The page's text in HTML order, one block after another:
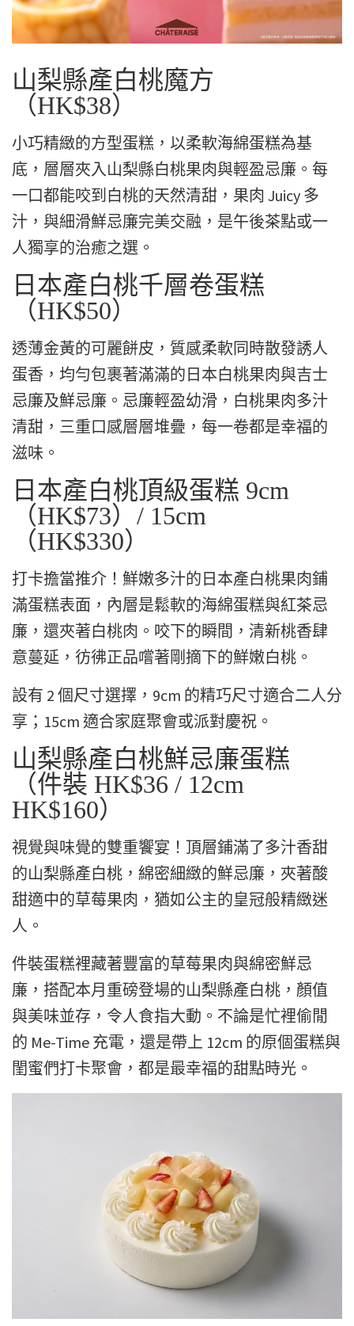
山梨縣產白桃魔方
（HK$38）
小巧精緻的方型蛋糕，以柔軟海綿蛋糕為基
底，層層夾入山梨縣白桃果肉與輕盈忌廉。每
一口都能咬到白桃的天然清甜，果肉 Juicy 多
汁，與細滑鮮忌廉完美交融，是午後茶點或一
人獨享的治癒之選。
日本產白桃千層卷蛋糕
（HK$50）
透薄金黃的可麗餅皮，質感柔軟同時散發誘人
蛋香，均勻包裹著滿滿的日本白桃果肉與吉士
忌廉及鮮忌廉。忌廉輕盈幼滑，白桃果肉多汁
清甜，三重口感層層堆疊，每一卷都是幸福的
滋味。
日本產白桃頂級蛋糕 9cm
（HK$73）/ 15cm
（HK$330）
打卡擔當推介！鮮嫩多汁的日本產白桃果肉鋪
滿蛋糕表面，內層是鬆軟的海綿蛋糕與紅茶忌
廉，還夾著白桃肉。咬下的瞬間，清新桃香肆
意蔓延，彷彿正品嚐著剛摘下的鮮嫩白桃。
設有 2 個尺寸選擇，9cm 的精巧尺寸適合二人分
享；15cm 適合家庭聚會或派對慶祝。
山梨縣產白桃鮮忌廉蛋糕
（件裝 HK$36 / 12cm
HK$160）
視覺與味覺的雙重饗宴！頂層鋪滿了多汁香甜
的山梨縣產白桃，綿密細緻的鮮忌廉，夾著酸
甜適中的草莓果肉，猶如公主的皇冠般精緻迷
人。
件裝蛋糕裡藏著豐富的草莓果肉與綿密鮮忌
廉，搭配本月重磅登場的山梨縣產白桃，顏值
與美味並存，令人食指大動。不論是忙裡偷閒
的 Me-Time 充電，還是帶上 12cm 的原個蛋糕與
閨蜜們打卡聚會，都是最幸福的甜點時光。